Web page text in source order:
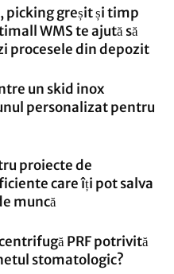
picking greșit și timp
WMS te ajută să
procesele din depozit
un skid inox
personalizat pentru
proiecte de
care îți pot salva
muncă
PRF potrivită
stomatologic?